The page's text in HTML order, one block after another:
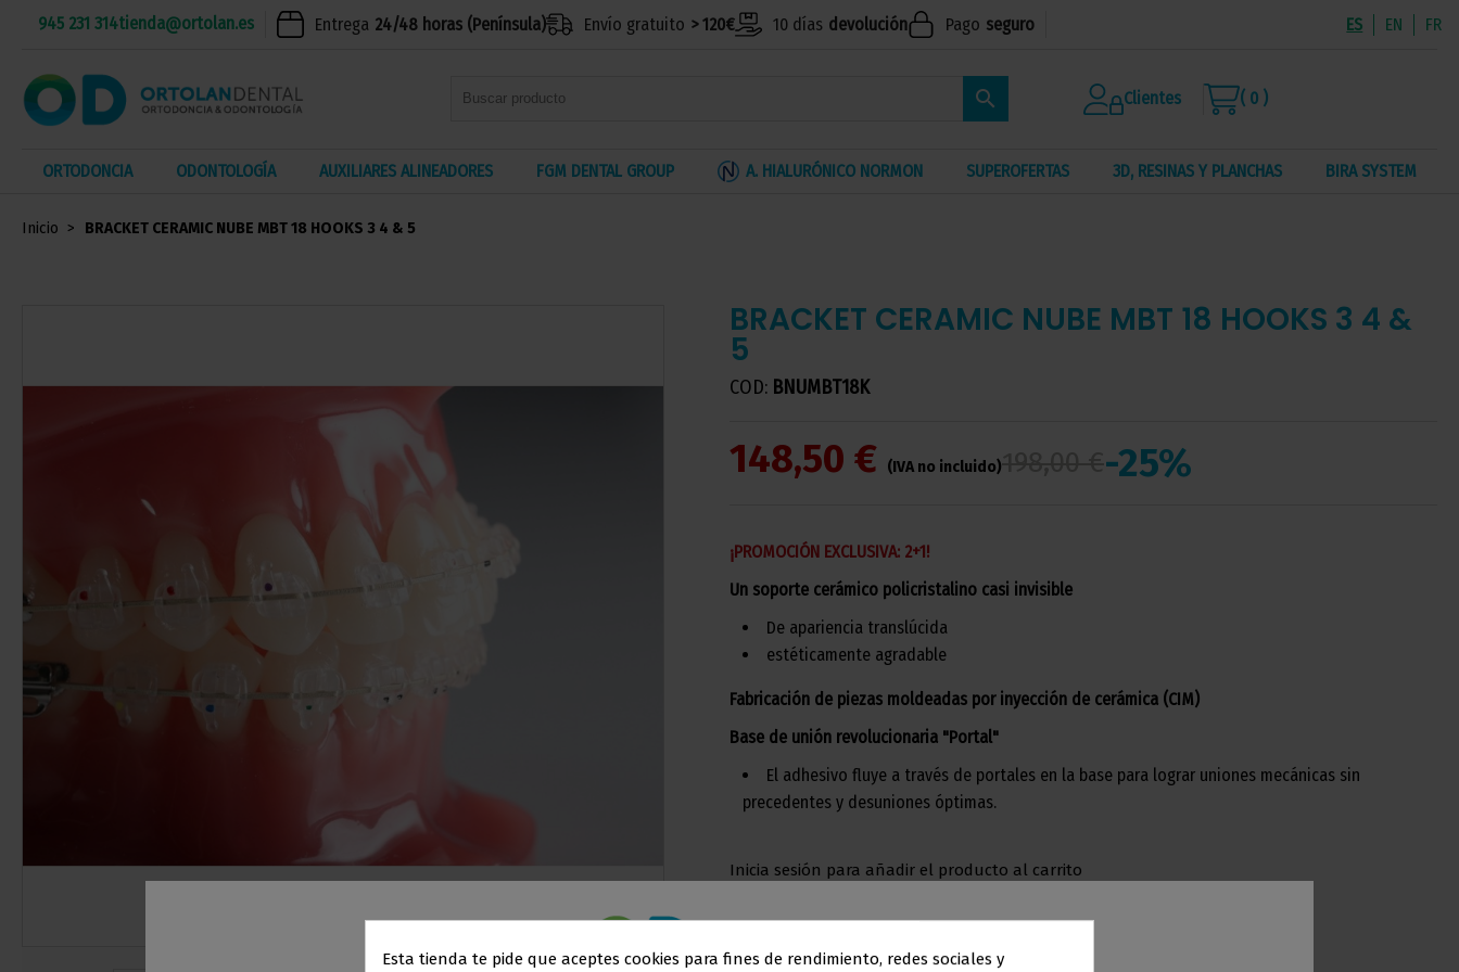
945 231 314tienda@ortolan.es Entrega 24/48 horas (Península) Envío gratuito > 120€ 10 días devolución Pago seguro ES EN FR
search Clientes ( 0 )
ORTODONCIA ODONTOLOGÍA AUXILIARES ALINEADORES FGM DENTAL GROUP A. HIALURÓNICO NORMON SUPEROFERTAS 3D, RESINAS Y PLANCHAS BIRA SYSTEM
Inicio BRACKET CERAMIC NUBE MBT 18 HOOKS 3 4 & 5
BRACKET CERAMIC NUBE MBT 18 HOOKS 3 4 &
5
COD: BNUMBT18K
148,50 € (IVA no incluido) -25%
¡PROMOCIÓN EXCLUSIVA: 2+1!
Un soporte cerámico policristalino casi invisible
De apariencia translúcida
estéticamente agradable
Fabricación de piezas moldeadas por inyección de cerámica (CIM)
Base de unión revolucionaria "Portal"
El adhesivo fluye a través de portales en la base para lograr uniones mecánicas sin
precedentes y desuniones óptimas.
Inicia sesión para añadir el producto al carrito
Esta tienda te pide que aceptes cookies para fines de rendimiento, redes sociales y